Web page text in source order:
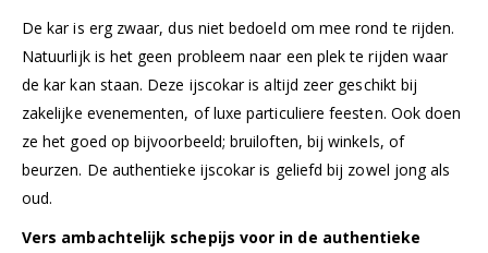
De kar is erg zwaar, dus niet bedoeld om mee rond te rijden.
Natuurlijk is het geen probleem naar een plek te rijden waar
de kar kan staan. Deze ijscokar is altijd zeer geschikt bij
zakelijke evenementen, of luxe particuliere feesten. Ook doen
ze het goed op bijvoorbeeld; bruiloften, bij winkels, of
beurzen. De authentieke ijscokar is geliefd bij zowel jong als
oud.
Vers ambachtelijk schepijs voor in de authentieke